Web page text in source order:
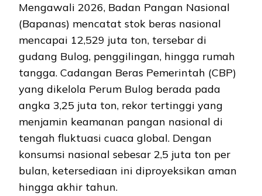
Mengawali 2026, Badan Pangan Nasional
(Bapanas) mencatat stok beras nasional
mencapai 12,529 juta ton, tersebar di
gudang Bulog, penggilingan, hingga rumah
tangga. Cadangan Beras Pemerintah (CBP)
yang dikelola Perum Bulog berada pada
angka 3,25 juta ton, rekor tertinggi yang
menjamin keamanan pangan nasional di
tengah fluktuasi cuaca global. Dengan
konsumsi nasional sebesar 2,5 juta ton per
bulan, ketersediaan ini diproyeksikan aman
hingga akhir tahun.